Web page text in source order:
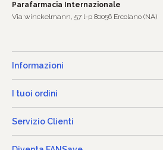
Parafarmacia Internazionale
Via winckelmann, 57 l-p 80056 Ercolano (NA)
Informazioni
I tuoi ordini
Servizio Clienti